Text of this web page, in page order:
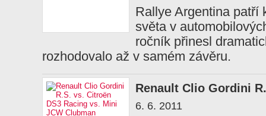
Rallye Argentina patří
světa v
ročník přinesl
rozhodovalo až v samém závěru.
Renault Clio Gordini
6. 6. 2011